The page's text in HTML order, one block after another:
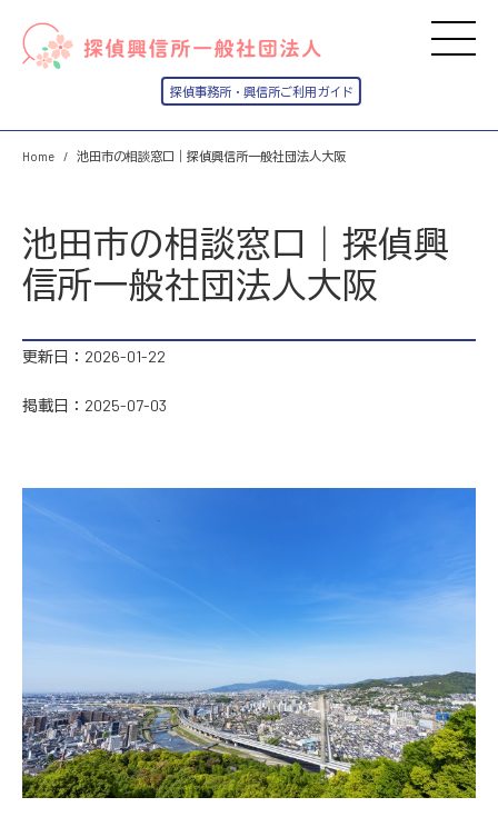
Home 池田市の相談窓口｜探偵興信所一般社団法人大阪
池田市の相談窓口｜探偵興
信所一般社団法人大阪
更新日：2026-01-22
掲載日：2025-07-03